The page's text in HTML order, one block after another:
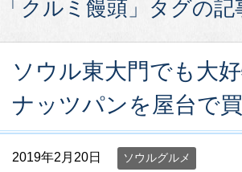
「クルミ饅頭」タグの記
ソウル東大門でも大
ナッツパンを屋台で
2019年2月20日 ソウルグルメ